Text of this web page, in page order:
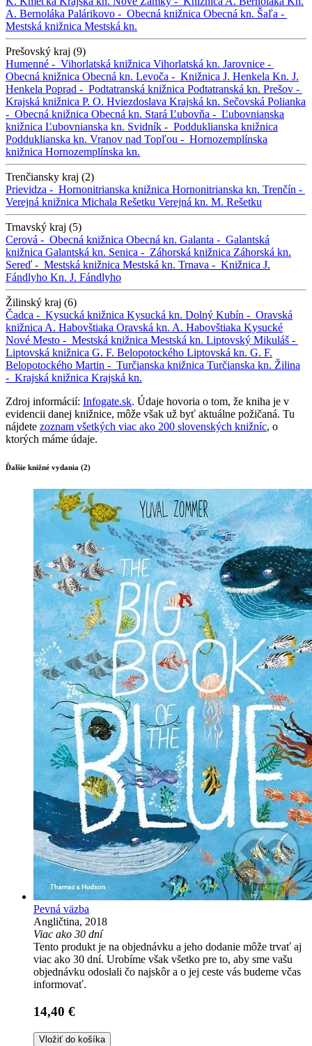
A. Bernoláka Palárikovo - Obecná knižnica Obecná kn. Šaľa -
Mestská knižnica Mestská kn.
Prešovský kraj (9)
Humenné - Vihorlatská knižnica Vihorlatská kn. Jarovnice -
Obecná knižnica Obecná kn. Levoča - Knižnica J. Henkela Kn. J.
Henkela Poprad - Podtatranská knižnica Podtatranská kn. Prešov -
Krajská knižnica P. O. Hviezdoslava Krajská kn. Sečovská Polianka
- Obecná knižnica Obecná kn. Stará Ľubovňa - Ľubovnianska
knižnica Ľubovnianska kn. Svidník - Podduklianska knižnica
Podduklianska kn. Vranov nad Topľou - Hornozemplínska
knižnica Hornozemplínska kn.
Trenčiansky kraj (2)
Prievidza - Hornonitrianska knižnica Hornonitrianska kn. Trenčín -
Verejná knižnica Michala Rešetku Verejná kn. M. Rešetku
Trnavský kraj (5)
Cerová - Obecná knižnica Obecná kn. Galanta - Galantská
knižnica Galantská kn. Senica - Záhorská knižnica Záhorská kn.
Sereď - Mestská knižnica Mestská kn. Trnava - Knižnica J.
Fándlyho Kn. J. Fándlyho
Žilinský kraj (6)
Čadca - Kysucká knižnica Kysucká kn. Dolný Kubín - Oravská
knižnica A. Habovštiaka Oravská kn. A. Habovštiaka Kysucké
Nové Mesto - Mestská knižnica Mestská kn. Liptovský Mikuláš -
Liptovská knižnica G. F. Belopotockého Liptovská kn. G. F.
Belopotockého Martin - Turčianska knižnica Turčianska kn. Žilina
- Krajská knižnica Krajská kn.
Zdroj informácií: Infogate.sk. Údaje hovoria o tom, že kniha je v
evidencii danej knižnice, môže však už byť aktuálne požičaná. Tu
nájdete zoznam všetkých viac ako 200 slovenských knižníc, o
ktorých máme údaje.
Ďalšie knižné vydania (2)
Pevná väzba
Angličtina, 2018
Viac ako 30 dní
Tento produkt je na objednávku a jeho dodanie môže trvať aj
viac ako 30 dní. Urobíme však všetko pre to, aby sme vašu
objednávku odoslali čo najskôr a o jej ceste vás budeme včas
informovať.
14,40 €
Vložiť do košíka